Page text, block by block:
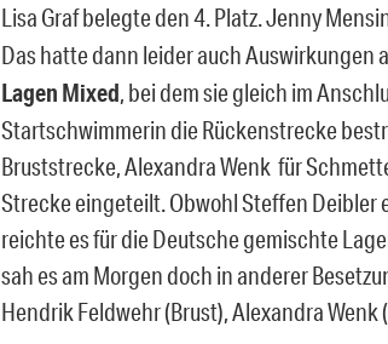
Lisa Graf belegte den 4. Platz. Jenny
Das hatte dann leider auch Auswirkungen
Lagen Mixed, bei dem sie gleich im
Startschwimmerin die Rückenstrecke
Bruststrecke, Alexandra Wenk für
Strecke eingeteilt. Obwohl Steffen
reichte es für die Deutsche gemischte
sah es am Morgen doch in anderer
Hendrik Feldwehr (Brust), Alexandra